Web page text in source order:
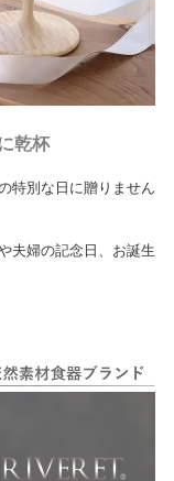
乾杯
特別な日に贈りません
夫婦の記念日、お誕生